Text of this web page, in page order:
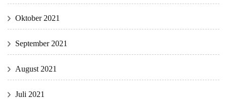
Oktober 2021
September 2021
August 2021
Juli 2021